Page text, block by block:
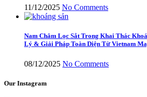
11/12/2025 No Comments
Nam Châm Lọc Sắt Trong Khai Thác
Lý & Giải Pháp Toàn Diện Từ Vietnam
08/12/2025 No Comments
Our Instagram